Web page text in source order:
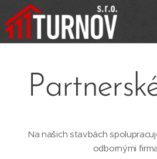
Na našich stavbách
odbornými